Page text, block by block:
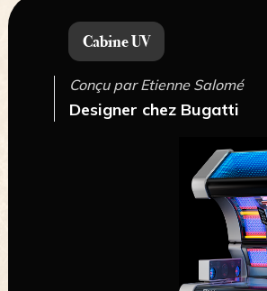
Cabine UV
Conçu par Etienne Salomé
Designer chez Bugatti